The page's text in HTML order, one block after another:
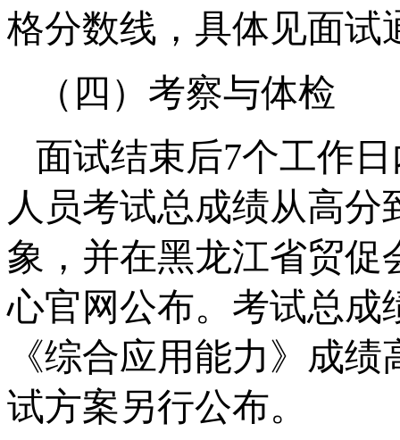
格分数线，具体见面试
（四）考察与体检
面试结束后7个工作
人员考试总成绩从高
象，并在黑龙江省贸促
心官网公布。考试总成
《综合应用能力》成
试方案另行公布。